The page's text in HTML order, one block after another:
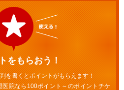
をもらおう！
を書くとポイントがもらえます！
院なら100ポイント～のポイントチケ